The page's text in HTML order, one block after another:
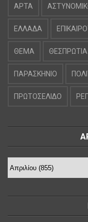
ΑΡΤΑ
ΕΛΛΑΔΑ
ΘΕΜΑ ΘΕΣΠΡΩΤΙΑ
ΠΑΡΑΣΚΗΝΙΟ
ΠΡΩΤΟΣΕΛΙΔΟ